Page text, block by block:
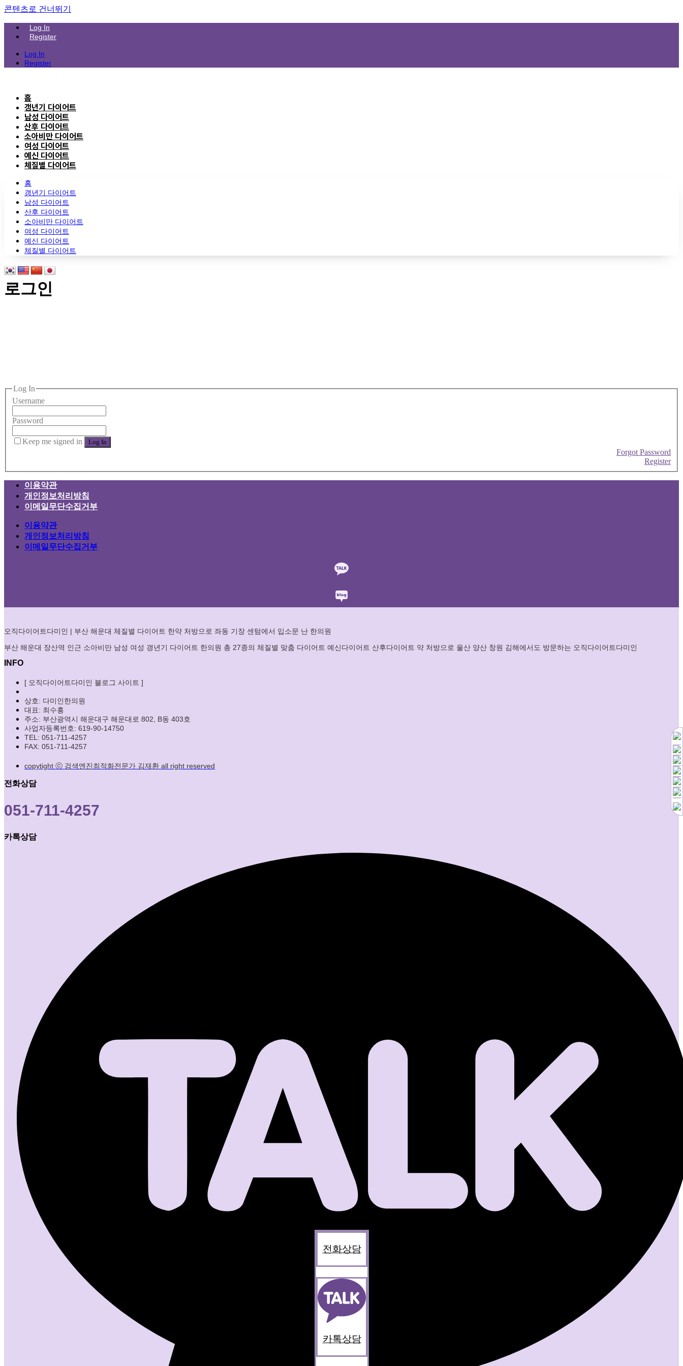
콘텐츠로 건너뛰기
Log In
Register
Log In
Register
홈
갱년기 다이어트
남성 다이어트
산후 다이어트
소아비만 다이어트
여성 다이어트
예신 다이어트
체질별 다이어트
홈
갱년기 다이어트
남성 다이어트
산후 다이어트
소아비만 다이어트
여성 다이어트
예신 다이어트
체질별 다이어트
로그인
Log In
Username
Password
Keep me signed in
Forgot Password
Register
이용약관
개인정보처리방침
이메일무단수집거부
이용약관
개인정보처리방침
이메일무단수집거부
오직다이어트다미인 | 부산 해운대 체질별 다이어트 한약 처방으로 좌동 기장 센텀에서 입소문 난 한의원
부산 해운대 장산역 인근 소아비만 남성 여성 갱년기 다이어트 한의원 총 27종의 체질별 맞춤 다이어트 예신다이어트 산후다이어트 약 처방으로 울산 양산 창원 김해에서도 방문하는 오직다이어트다미인
INFO
[ 오직다이어트다미인 블로그 사이트 ]
상호: 다미인한의원
대표: 최수홍
주소: 부산광역시 해운대구 해운대로 802, B동 403호
사업자등록번호: 619-90-14750
TEL: 051-711-4257
FAX: 051-711-4257
copytight ⓒ 검색엔진최적화전문가 김재환 all right reserved
전화상담
051-711-4257
카톡상담
전화상담
카톡상담